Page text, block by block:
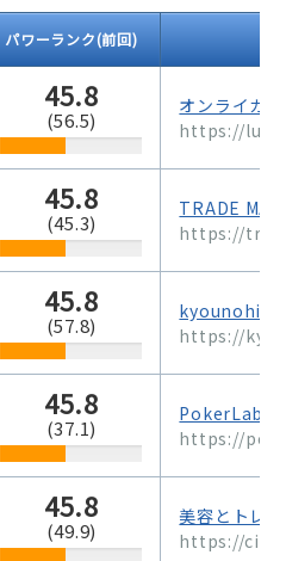
パワーランク(前回)
45.8
(56.5)
オンライカ
https://
45.8
(45.3)
TRADE
https://tr-
45.8
(57.8)
https://
45.8
(37.1)
PokerLab
https://
45.8
(49.9)
美容とトレ
https://